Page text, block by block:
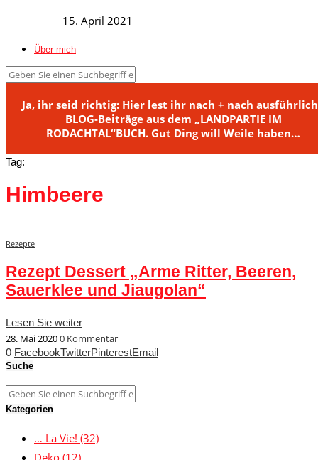
15. April 2021
Über mich
Ja, ihr seid richtig: Hier lest ihr nach + nach
BLOG-Beiträge aus dem „LANDPARTIE IM
RODACHTAL“BUCH. Gut Ding will Weile haben…
Tag:
Himbeere
Rezepte
Rezept Dessert „Arme Ritter, Beeren,
Sauerklee und Jiaugolan“
Lesen Sie weiter
28. Mai 20200 Kommentar
0 FacebookTwitterPinterestEmail
Suche
Kategorien
… La Vie! (32)